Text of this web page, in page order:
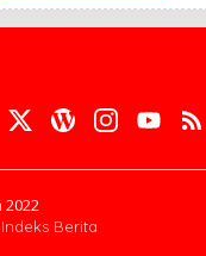
Indeks Berita